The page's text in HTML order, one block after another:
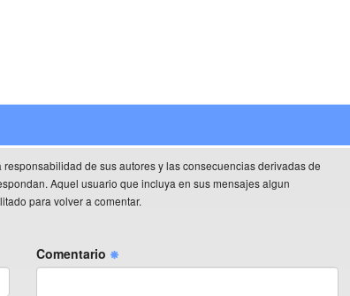
de sus autores y las consecuencias derivadas de
Aquel usuario que incluya en sus mensajes algun
para volver a comentar.
Comentario